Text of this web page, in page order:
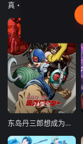
24集全
东岛丹三郎想成为假面骑士